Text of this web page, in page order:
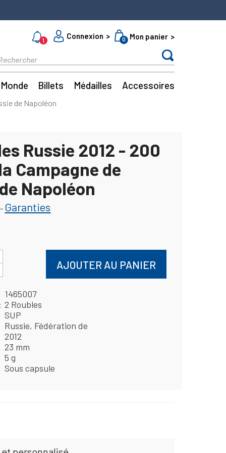
1
Connexion 0 Mon panier
Monde Billets Médailles Accessoires
de Napoléon
Russie 2012 - 200
Campagne de
Napoléon
Garanties
AJOUTER AU PANIER
1465007
2 Roubles
SUP
Russie, Fédération de
2012
23 mm
5 g
Sous capsule